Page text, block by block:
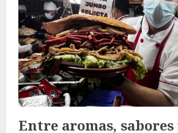
Entre aromas,